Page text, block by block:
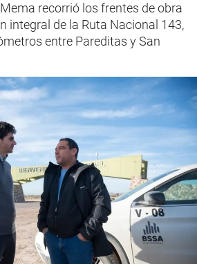
recorrió los frentes de obra
integral de la Ruta Nacional 143,
entre Pareditas y San